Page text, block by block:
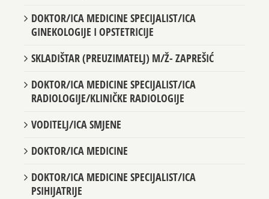
DOKTOR/ICA MEDICINE SPECIJALIST/ICA
GINEKOLOGIJE I OPSTETRICIJE
SKLADIŠTAR (PREUZIMATELJ) M/Ž- ZAPREŠIĆ
DOKTOR/ICA MEDICINE SPECIJALIST/ICA
RADIOLOGIJE/KLINIČKE RADIOLOGIJE
VODITELJ/ICA SMJENE
DOKTOR/ICA MEDICINE
DOKTOR/ICA MEDICINE SPECIJALIST/ICA
PSIHIJATRIJE